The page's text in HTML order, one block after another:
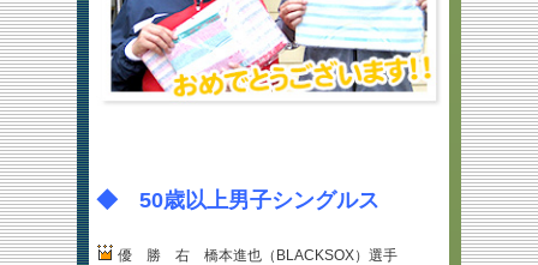
◆ 50歳以上男子シングルス
優 勝 右 橋本進也（BLACKSOX）選手